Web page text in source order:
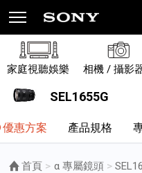
家庭視聽娛樂 相機 / 攝影
SEL1655G
優惠方案 產品規格
首頁 α 專屬鏡頭